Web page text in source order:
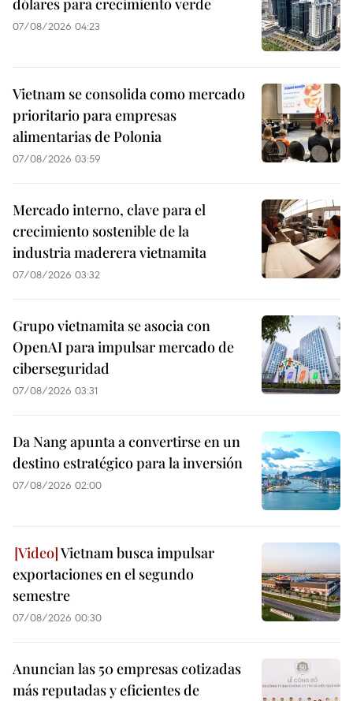
dólares para crecimiento verde
07/08/2026 04:23
Vietnam se consolida como mercado
prioritario para empresas
alimentarias de Polonia
07/08/2026 03:59
Mercado interno, clave para el
crecimiento sostenible de la
industria maderera vietnamita
07/08/2026 03:32
Grupo vietnamita se asocia con
OpenAI para impulsar mercado de
ciberseguridad
07/08/2026 03:31
Da Nang apunta a convertirse en un
destino estratégico para la inversión
07/08/2026 02:00
Vietnam busca impulsar
exportaciones en el segundo
semestre
07/08/2026 00:30
Anuncian las 50 empresas cotizadas
más reputadas y eficientes de